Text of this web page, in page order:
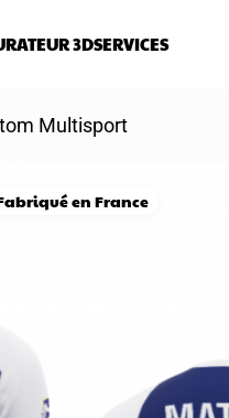
3DSERVICES
Multisport
en France